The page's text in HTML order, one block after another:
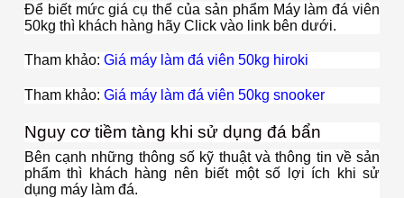
Để biết mức giá cụ thể của sản phẩm Máy làm đá viên
50kg thì khách hàng hãy Click vào link bên dưới.
Tham khảo: Giá máy làm đá viên 50kg hiroki
Tham khảo: Giá máy làm đá viên 50kg snooker
Nguy cơ tiềm tàng khi sử dụng đá bẩn
Bên cạnh những thông số kỹ thuật và thông tin về sản
phẩm thì khách hàng nên biết một số lợi ích khi sử
dụng máy làm đá.